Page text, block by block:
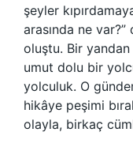
şeyler
arasında ne
oluştu. Bir yandan
umut dolu bir
yolculuk. O
hikâye peşimi
olayla, birkaç